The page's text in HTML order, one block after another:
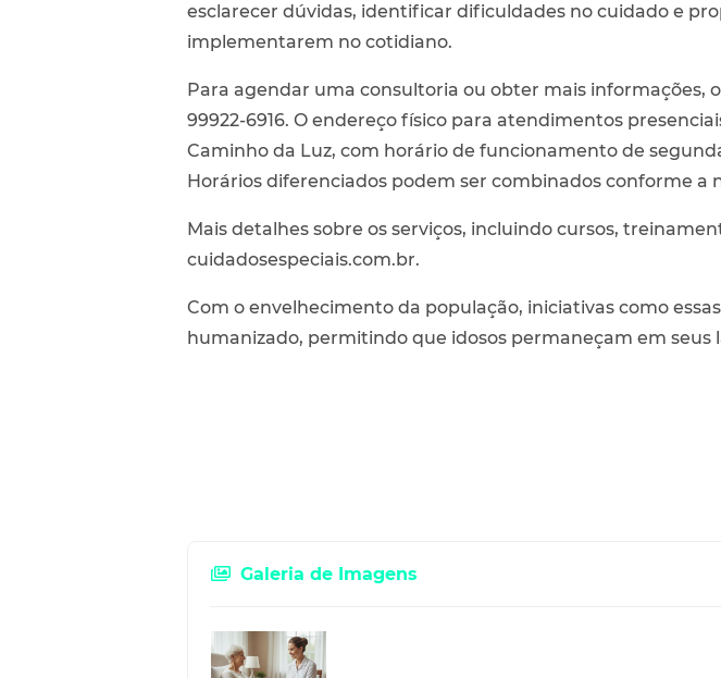
esclarecer dúvidas, identificar dificuldades no cuidado e
implementarem no cotidiano.
Para agendar uma consultoria ou obter mais informações,
99922-6916. O endereço físico para atendimentos
Caminho da Luz, com horário de funcionamento de
Horários diferenciados podem ser combinados conforme a
Mais detalhes sobre os serviços, incluindo cursos,
cuidadosespeciais.com.br.
Com o envelhecimento da população, iniciativas como
humanizado, permitindo que idosos permaneçam em
Galeria de Imagens